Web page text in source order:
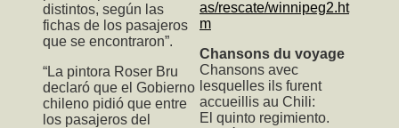
distintos, según las
fichas de los pasajeros
que se encontraron”.
“La pintora Roser Bru
declaró que el Gobierno
chileno pidió que entre
los pasajeros del
as/rescate/winnipeg2.ht
m
Chansons du voyage
Chansons avec
lesquelles ils furent
accueillis au Chili:
El quinto regimiento.